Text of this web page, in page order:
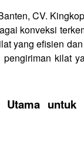
CV.
konveksi
yang efisien
kilat